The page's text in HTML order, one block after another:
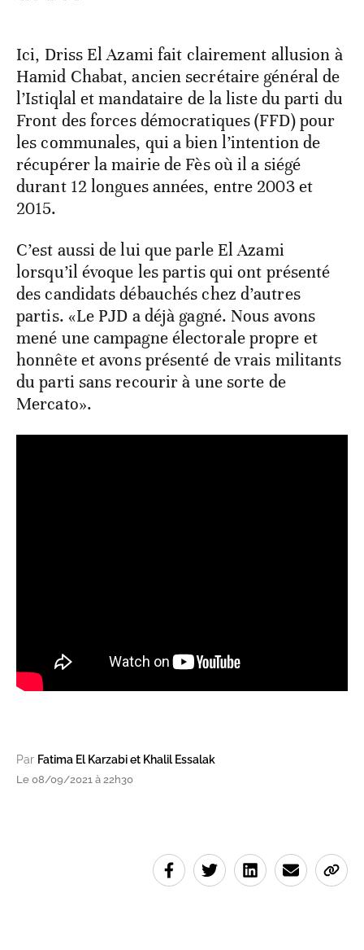
Ici, Driss El Azami fait clairement allusion à
Hamid Chabat, ancien secrétaire général de
l’Istiqlal et mandataire de la liste du parti du
Front des forces démocratiques (FFD) pour
les communales, qui a bien l’intention de
récupérer la mairie de Fès où il a siégé
durant 12 longues années, entre 2003 et
2015.
C’est aussi de lui que parle El Azami
lorsqu’il évoque les partis qui ont présenté
des candidats débauchés chez d’autres
partis. «Le PJD a déjà gagné. Nous avons
mené une campagne électorale propre et
honnête et avons présenté de vrais militants
du parti sans recourir à une sorte de
Mercato».
Par Fatima El Karzabi et Khalil Essalak
Le 08/09/2021 à 22h30